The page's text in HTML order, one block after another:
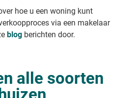
hoe u een woning kunt
via een makelaar
blog berichten door.
alle soorten